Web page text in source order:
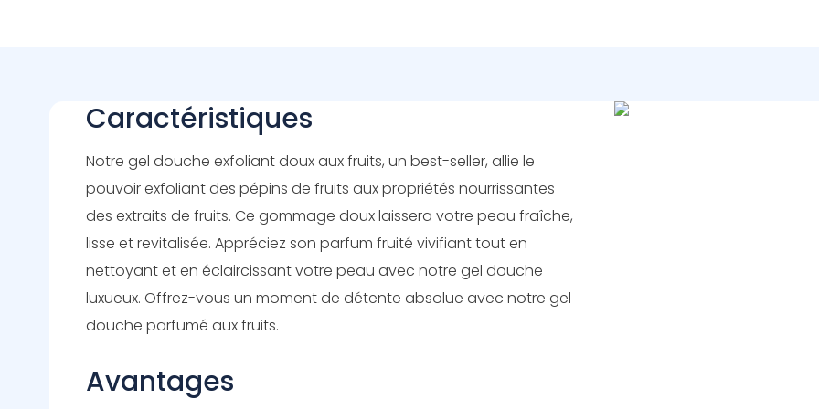
Caractéristiques
Notre gel douche exfoliant doux aux fruits, un best-seller, allie le
pouvoir exfoliant des pépins de fruits aux propriétés nourrissantes
des extraits de fruits. Ce gommage doux laissera votre peau fraîche,
lisse et revitalisée. Appréciez son parfum fruité vivifiant tout en
nettoyant et en éclaircissant votre peau avec notre gel douche
luxueux. Offrez-vous un moment de détente absolue avec notre gel
douche parfumé aux fruits.
Avantages